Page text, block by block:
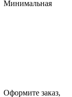
Минимальная
Оформите заказ,